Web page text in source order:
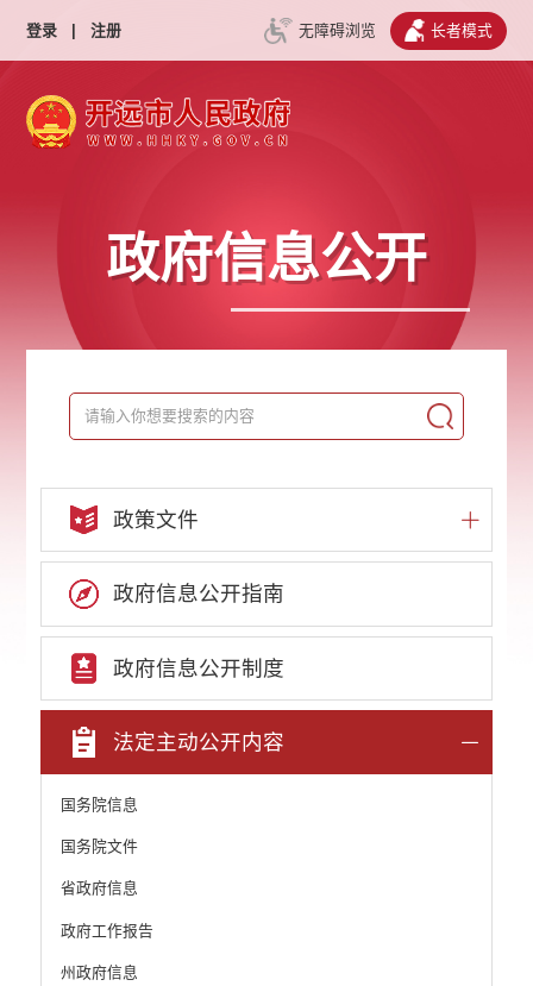
登录 | 注册 无障碍浏览 长者模式
政府信息公开
政策文件
政府信息公开指南
政府信息公开制度
法定主动公开内容
国务院信息
国务院文件
省政府信息
政府工作报告
州政府信息